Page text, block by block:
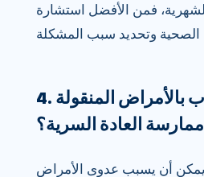
فمن الأفضل استشارة
4. هل يمكن أن تصاب بالأمراض المنقولة
العادة السرية؟
يمكن أن يسبب عدوى الأمراض